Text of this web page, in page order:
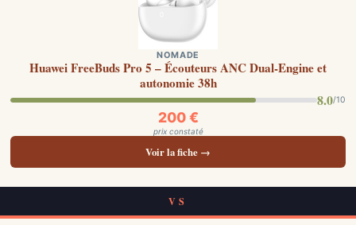
NOMADE
Huawei FreeBuds Pro 5 – Écouteurs ANC Dual-Engine et
autonomie 38h
8.0/10
200 €
prix constaté
Voir la fiche →
VS